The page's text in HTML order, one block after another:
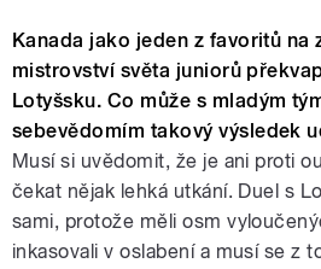
Kanada jako jeden z favoritů na
mistrovství světa juniorů
Lotyšsku. Co může s mladým
sebevědomím takový výsledek
Musí si uvědomit, že je ani proti
čekat nějak lehká utkání. Duel s
sami, protože měli osm
inkasovali v oslabení a musí se z